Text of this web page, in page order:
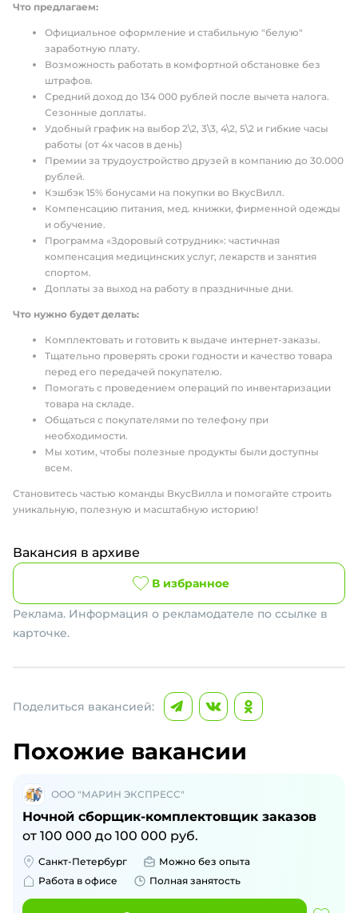
Что предлагаем:
Официальное оформление и стабильную "белую"
заработную плату.
Возможность работать в комфортной обстановке без
штрафов.
Средний доход до 134 000 рублей после вычета налога.
Сезонные доплаты.
Удобный график на выбор 2\2, 3\3, 4\2, 5\2 и гибкие часы
работы (от 4х часов в день)
Премии за трудоустройство друзей в компанию до 30.000
рублей.
Кэшбэк 15% бонусами на покупки во ВкусВилл.
Компенсацию питания, мед. книжки, фирменной одежды
и обучение.
Программа «Здоровый сотрудник»: частичная
компенсация медицинских услуг, лекарств и занятия
спортом.
Доплаты за выход на работу в праздничные дни.
Что нужно будет делать:
Комплектовать и готовить к выдаче интернет-заказы.
Тщательно проверять сроки годности и качество товара
перед его передачей покупателю.
Помогать с проведением операций по инвентаризации
товара на складе.
Общаться с покупателями по телефону при
необходимости.
Мы хотим, чтобы полезные продукты были доступны
всем.
Становитесь частью команды ВкусВилла и помогайте строить
уникальную, полезную и масштабную историю!
Вакансия в архиве
В избранное
Реклама. Информация о рекламодателе по ссылке в
карточке.
Поделиться вакансией:
Похожие вакансии
ООО "МАРИН ЭКСПРЕСС"
Ночной сборщик-комплектовщик заказов
от 100 000 до 100 000 руб.
Санкт-Петербург
Можно без опыта
Работа в офисе
Полная занятость